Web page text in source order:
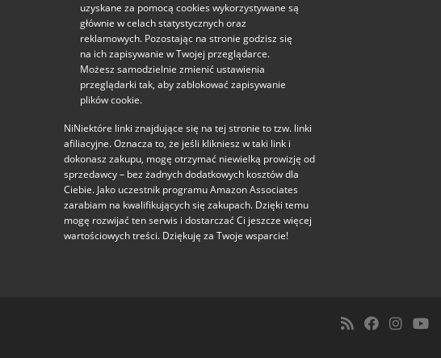
uzyskane za pomocą cookies wykorzystywane są
głównie w celach statystycznych oraz
reklamowych. Pozostając na stronie godzisz się
na ich zapisywanie w Twojej przeglądarce.
Możesz samodzielnie zmienić ustawienia
przeglądarki tak, aby zablokować zapisywanie
plików cookie.
NiNiektóre linki znajdujące się na tej stronie to tzw. linki
afiliacyjne. Oznacza to, że jeśli klikniesz w taki link i
dokonasz zakupu, mogę otrzymać niewielką prowizję od
sprzedawcy – bez żadnych dodatkowych kosztów dla
Ciebie. Jako uczestnik programu Amazon Associates
zarabiam na kwalifikujących się zakupach. Dzięki temu
mogę rozwijać ten serwis i dostarczać Ci jeszcze więcej
wartościowych treści. Dziękuję za Twoje wsparcie!